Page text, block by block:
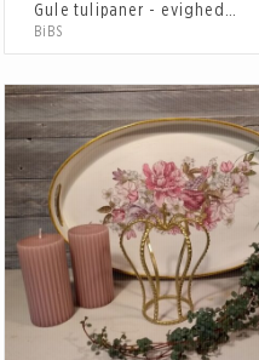
Gule tulipaner - evighedsbuket
BiBS